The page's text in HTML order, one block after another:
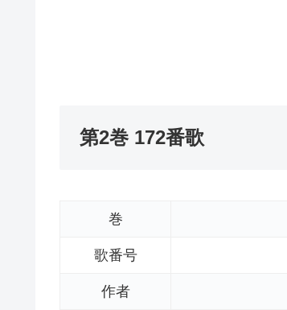
第2巻 172番歌
巻
歌番号
作者